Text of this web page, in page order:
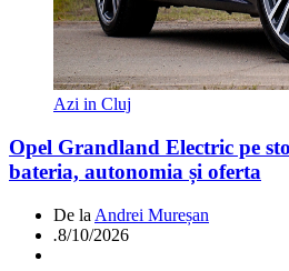
Azi in Cluj
Opel Grandland Electric pe
bateria, autonomia și oferta
De la Andrei Mureșan
.8/10/2026